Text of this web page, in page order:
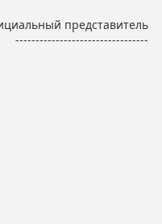
представитель
---------------------------------